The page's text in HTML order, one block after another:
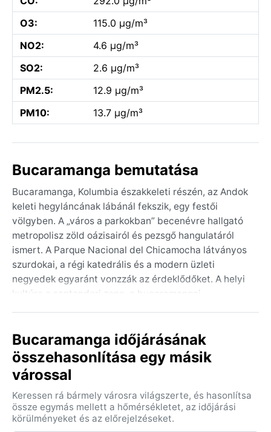
O3:
115.0 µg/m³
NO2:
4.6 µg/m³
SO2:
2.6 µg/m³
PM2.5:
12.9 µg/m³
PM10:
13.7 µg/m³
Bucaramanga bemutatása
Bucaramanga, Kolumbia északkeleti részén, az Andok
keleti hegyláncának lábánál fekszik, egy festői
völgyben. A „város a parkokban” becenévre hallgató
metropolisz zöld oázisairól és pezsgő hangulatáról
ismert. A Parque Nacional del Chicamocha látványos
szurdokai, a régi katedrális és a modern üzleti
negyedek egyaránt vonzzák az érdeklődőket. A helyi
kultúra a santanderi zene, a bucaramangai
elhelyezkedése – 959 méterrel a tengerszint felett –
enyhe, kellemes klímát biztosít egész évben.
A Köppen-osztályozás szerint a város trópusi
(decembertől márciusig) szárazabb, nappali
hőmérséklete 28–30 °C körül alakul, az éjszakák
Bucaramanga időjárásának
összehasonlítása egy másik
várossal
Keressen rá bármely városra világszerte, és hasonlítsa
össze egymás mellett a hőmérsékletet, az időjárási
körülményeket és az előrejelzéseket.